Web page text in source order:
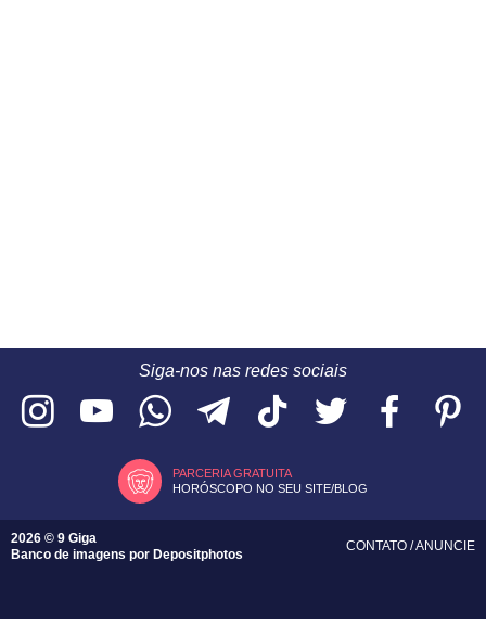
Siga-nos nas redes sociais
PARCERIA GRATUITA
HORÓSCOPO NO SEU SITE/BLOG
2026 © 9 Giga
Banco de imagens por Depositphotos
CONTATO /ANUNCIE